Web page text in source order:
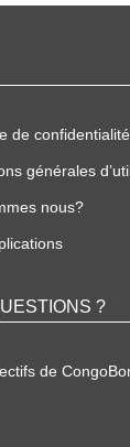
de confidentialité
générales
nous?
?
de